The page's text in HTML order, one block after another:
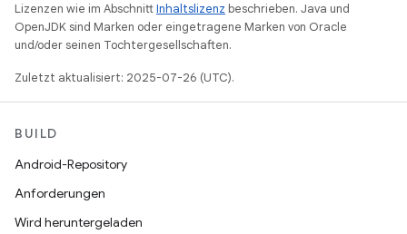
Lizenzen wie im AbschnittInhaltslizenz beschrieben. Java und
OpenJDK sind Marken oder eingetragene Marken von Oracle
und/oder seinen Tochtergesellschaften.
Zuletzt aktualisiert: 2025-07-26 (UTC).
BUILD
Android-Repository
Anforderungen
Wird heruntergeladen